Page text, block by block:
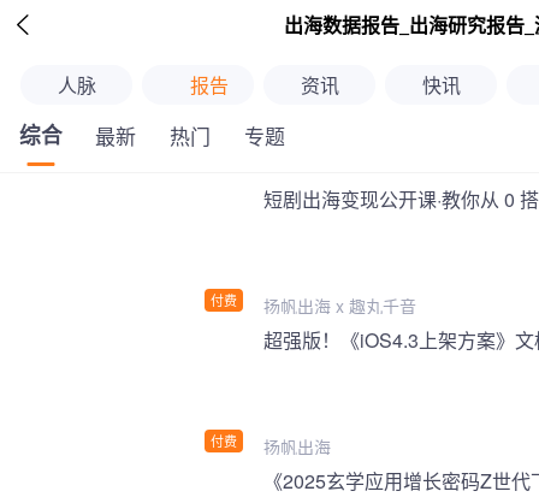
 出海数据报告_出海研究报告
人脉 报告 资讯 快讯
综合 最新 热门 专题
付费
短剧出海变现公开课·教你从 0
扬帆出海 x 趣丸千音
付费 扬帆出海
《2025玄学应用增长密码Z世